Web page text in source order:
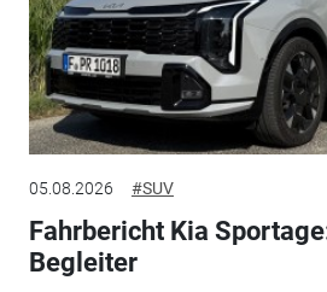
05.08.2026 #SUV
Fahrbericht Kia
Begleiter